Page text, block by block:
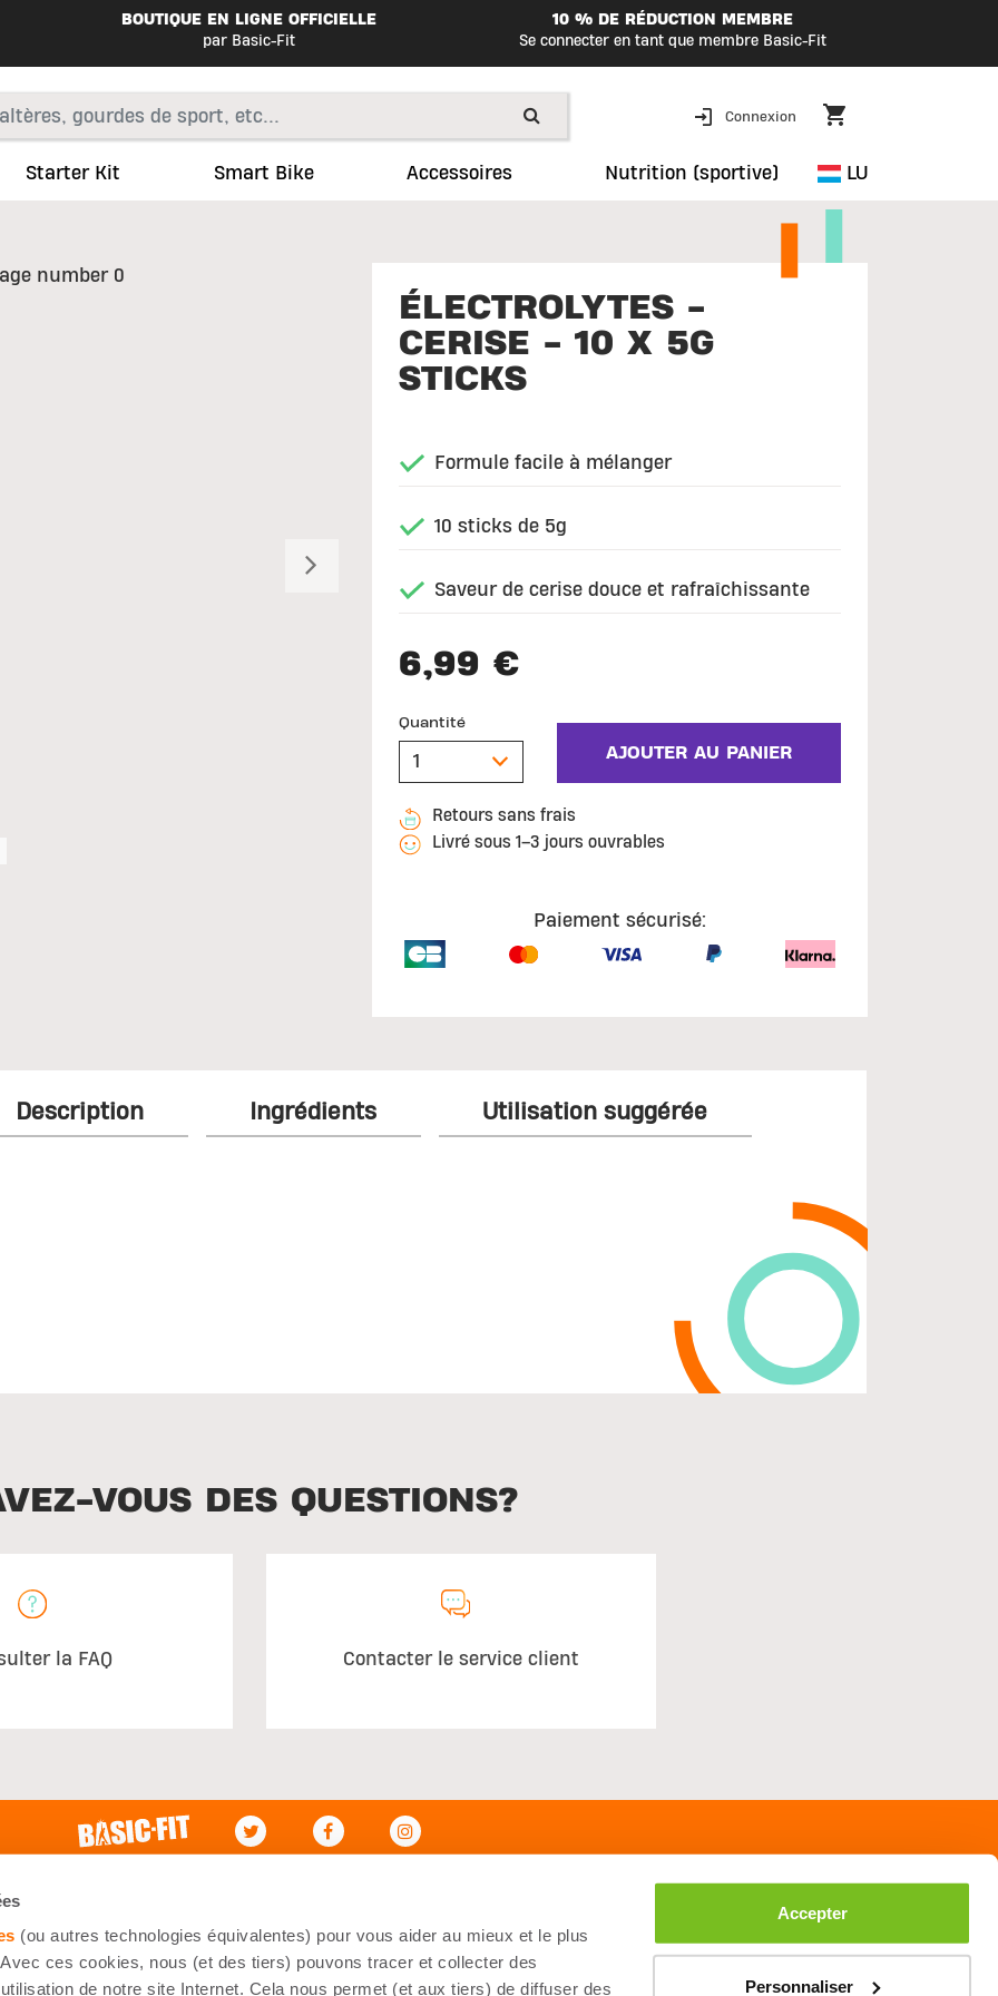
(ou autres technologies équivalentes) pour vous aider au mieux et le plus
ces cookies, nous (et des tiers) pouvons tracer et collecter des
de notre site Internet. Cela nous permet (et aux tiers) de diffuser des
Accepter
Personnaliser
BOUTIQUE EN LIGNE OFFICIELLE
par Basic-Fit
10 % DE RÉDUCTION MEMBRE
Se connecter en tant que membre Basic-Fit
Connexion
Starter Kit Smart Bike Accessoires Nutrition (sportive) LU
ÉLECTROLYTES -
CERISE - 10 X 5G
STICKS
Formule facile à mélanger
10 sticks de 5g
Saveur de cerise douce et rafraîchissante
6,99 €
Quantité
AJOUTER AU PANIER
Retours sans frais
Livré sous 1–3 jours ouvrables
Paiement sécurisé:
Description Ingrédients Utilisation suggérée
VOUS DES QUESTIONS?
la FAQ Contacter le service client
de livraison
Mes commandes
S'inscrire